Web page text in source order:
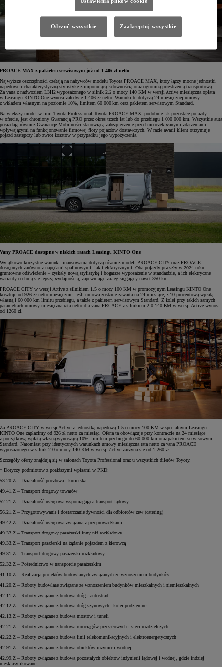
PROACE MAX z pakietem serwisowym już od 1 406 zł netto
Najwyższe oszczędności czekają na nabywców modelu Toyota PROACE MAX, który łączy mocne jednostki
napędowe i charakterystyczną stylistykę z imponującą ładownością oraz ogromną przestrzenią transportową.
Za vana z nadwoziem L3H2 wyposażonego w silnik 2.2 o mocy 140 KM w wersji Active miesięczna opłata
w Leasingu KINTO One wynosi zaledwie 1 406 zł netto. Warunki te dotyczą 24-miesięcznej umowy
z wkładem własnym na poziomie 10%, limitem 60 000 km oraz pakietem serwisowym Standard.
Największy model w linii Toyota Professional Toyota PROACE MAX, podobnie jak pozostałe pojazdy
w ofercie, jest chroniony Gwarancją PRO przez okres trzech lat lub do przebiegu 1 000 000 km. Wszystkie auta
posiadają również Gwarancję Mobilności stanowiącą zabezpieczenie przed nieoczekiwanymi zdarzeniami
wpływającymi na funkcjonowanie firmowej floty pojazdów dostawczych. W razie awarii klient otrzymuje
pojazd zastępczy lub zwrot kosztów w przypadku jego wypożyczenia.
Vany PROACE dostępne w niskich ratach Leasingu KINTO One
Wyjątkowo korzystne warunki finansowania dotyczą również modeli PROACE CITY oraz PROACE
dostępnych zarówno z napędami spalinowymi, jak i elektrycznymi. Oba pojazdy przeszły w 2024 roku
gruntowne odświeżenie – zyskały nową stylistykę i bogatsze wyposażenie w standardzie, a ich elektryczne
warianty cechują się lepszą wydajnością, zapewniając zasięg sięgający nawet 350 km.
PROACE CITY w wersji Active z silnikiem 1.5 o mocy 100 KM w promocyjnym Leasingu KINTO One
kosztuje od 926 zł netto miesięcznie, jeśli umowa zostanie zawarta na 24 miesiące, z 10-procentową wpłatą
własną i 60 000 km limitu przebiegu, a także z pakietem serwisowym Standard. Z kolei przy takich samych
parametrach umowy miesięczna rata netto dla vana PROACE z silnikiem 2.0 140 KM w wersji Active wynosi
od 1260 zł.
Za PROACE CITY w wersji Active z jednostką napędową 1.5 o mocy 100 KM w specjalnym Leasingu
KINTO One zapłacimy od 926 zł netto za miesiąc. Oferta ta obowiązuje przy kontrakcie na 24 miesiące
z początkową wpłatą własną wynoszącą 10%, limitem przebiegu do 60 000 km oraz pakietem serwisowym
Standard. Natomiast przy identycznych warunkach umowy miesięczna rata netto za vana PROACE
wyposażonego w silnik 2.0 o mocy 140 KM w wersji Active zaczyna się od 1 260 zł.
Szczegóły oferty znajdują się w salonach Toyota Professional oraz u wszystkich dilerów Toyoty.
* Dotyczy podmiotów z poniższymi wpisami w PKD:
53.20.Z – Działalność pocztowa i kurierska
49.41.Z – Transport drogowy towarów
52.21.Z – Działalność usługowa wspomagająca transport lądowy
56.21.Z – Przygotowywanie i dostarczanie żywności dla odbiorców zew (catering)
49.42.Z – Działalność usługowa związana z przeprowadzkami
49.32.Z – Transport drogowy pasażerski inny niż rozkładowy
49.33.Z – Transport pasażerski na żądanie pojazdem z kierowcą
49.31.Z – Transport drogowy pasażerski rozkładowy
52.32.Z – Pośrednictwo w transporcie pasażerskim
41.10.Z – Realizacja projektów budowlanych związanych ze wznoszeniem budynków
41.20.Z – Roboty budowlane związane ze wznoszeniem budynków mieszkalnych i niemieszkalnych
42.11.Z – Roboty związane z budowa dróg i autostrad
42.12.Z – Roboty związane z budowa dróg szynowych i kolei podziemnej
42.13.Z – Roboty związane z budowa mostów i tuneli
42.21.Z – Roboty związane z budowa rurociągów przesyłowych i sieci rozdzielczych
42.22.Z – Roboty związane z budowa linii telekomunikacyjnych i elektroenergetycznych
42.91.Z – Roboty związane z budowa obiektów inżynierii wodnej
42.99.Z – Roboty związane z budowa pozostałych obiektów inżynierii lądowej i wodnej, gdzie indziej
niesklasyfikowane
Odrzuć wszystkie Zaakceptuj wszystkie